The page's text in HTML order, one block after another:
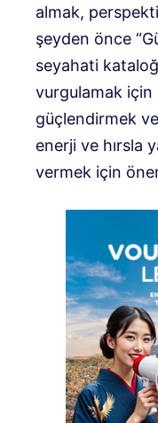
almak,
şeyden önce
seyahati
vurgulamak için
güçlendirmek
enerji ve hırsla
vermek için